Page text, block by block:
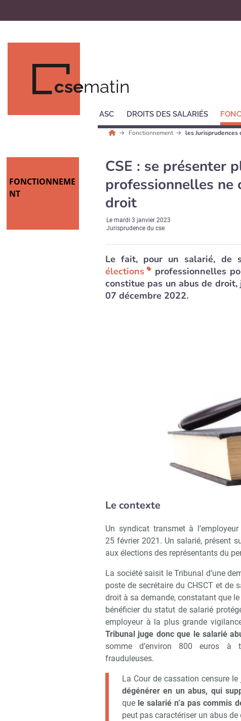
csematin
ASC DROITS DES SALARIÉS
Fonctionnement les Jurisprudences
FONCTIONNEME
NT
CSE : se présenter
professionnelles ne
droit
Lemardi 3 janvier 2023
Jurisprudence du cse
Le fait, pour un salarié, de
élections
professionnelles
constitue pas un abus de
07 décembre 2022.
Le contexte
Un syndicat transmet à
25 février 2021. Un salarié, présent
aux élections des représentants du
La société saisit le Tribunal d’une
poste de secrétaire du CHSCT et
droit à sa demande, constatant que
bénéficier du statut de salarié
employeur à la plus grande
Tribunal juge donc que le salarié
somme d’environ 800 euros à
frauduleuses.
La Cour de cassation censure
dégénérer en un abus, qui
que le salarié n’a pas commis
peut pas caractériser un abus de